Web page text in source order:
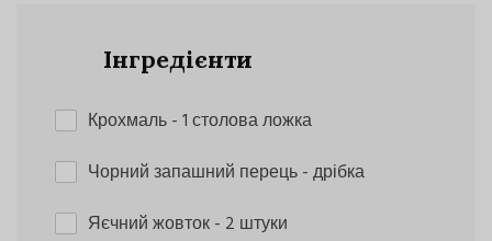
Інгредієнти
Крохмаль- 1 столова ложка
Чорний запашний перець- дрібка
Яєчний жовток- 2 штуки